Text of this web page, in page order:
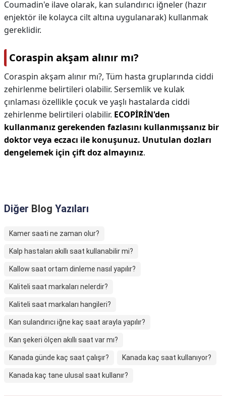
Coumadin'e ilave olarak, kan sulandırıcı iğneler (hazır
enjektör ile kolayca cilt altına uygulanarak) kullanmak
gereklidir.
Coraspin akşam alınır mı?
Coraspin akşam alınır mı?, Tüm hasta gruplarında ciddi
zehirlenme belirtileri olabilir. Sersemlik ve kulak
çınlaması özellikle çocuk ve yaşlı hastalarda ciddi
zehirlenme belirtileri olabilir. ECOPİRİN'den
kullanmanız gerekenden fazlasını kullanmışsanız bir
doktor veya eczacı ile konuşunuz. Unutulan dozları
dengelemek için çift doz almayınız.
Diğer Blog Yazıları
Kamer saati ne zaman olur?
Kalp hastaları akıllı saat kullanabilir mi?
Kallow saat ortam dinleme nasıl yapılır?
Kaliteli saat markaları nelerdir?
Kaliteli saat markaları hangileri?
Kan sulandırıcı iğne kaç saat arayla yapılır?
Kan şekeri ölçen akıllı saat var mı?
Kanada günde kaç saat çalışır? Kanada kaç saat kullanıyor?
Kanada kaç tane ulusal saat kullanır?